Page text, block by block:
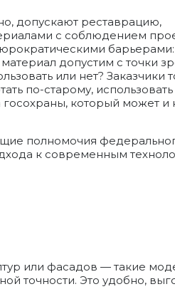
допускают реставрацию,
с соблюдением
барьерами:
допустим с точки
или нет? Заказчики
по-старому, использовать
который может и
полномочия
к современным
или фасадов — такие
точности. Это удобно,